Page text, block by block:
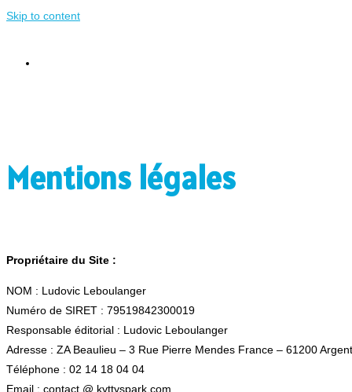
Skip to content
Mentions légales
Propriétaire du Site :
NOM : Ludovic Leboulanger
Numéro de SIRET : 79519842300019
Responsable éditorial : Ludovic Leboulanger
Adresse : ZA Beaulieu – 3 Rue Pierre Mendes France – 61200
Téléphone : 02 14 18 04 04
Email : contact @ kyttyspark.com